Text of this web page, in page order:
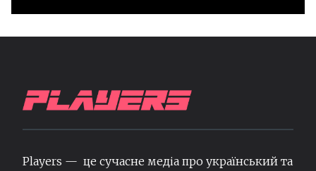
Players — це сучасне медіа про український та